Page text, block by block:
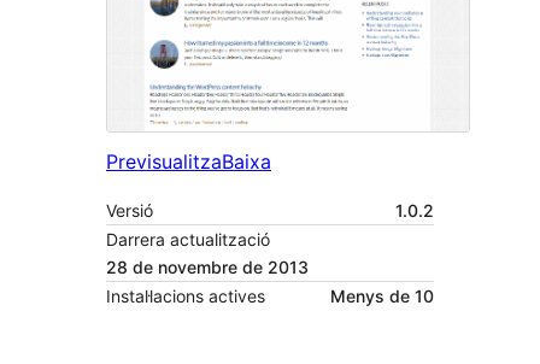
PrevisualitzaBaixa
Versió
1.0.2
Darrera actualització
28 de novembre de 2013
Instal·lacions actives
Menys de 10